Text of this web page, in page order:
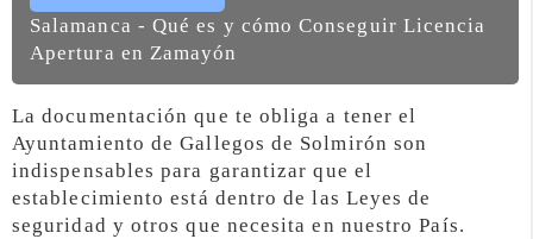
Salamanca - Qué es y cómo Conseguir Licencia
Apertura en Zamayón
La documentación que te obliga a tener el
Ayuntamiento de Gallegos de Solmirón son
indispensables para garantizar que el
establecimiento está dentro de las Leyes de
seguridad y otros que necesita en nuestro País.